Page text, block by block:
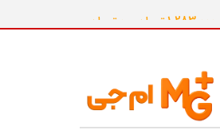
1,283,000تومان تومان